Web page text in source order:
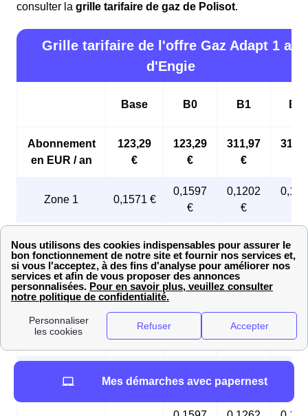
consulter la grille tarifaire de gaz de Polisot.
Grille tarifaire de l'offre Gaz Adapt 1 an
d'Engie
Base B0 B1 B2i
Abonnement
en EUR / an
123,29
€
123,29
€
311,97
€
Zone 1 0,1571 €
0,1597
€
0,1202
€
Zone 2 0,1597 €
€
€
Zone 3 0,1597 €
0,1597
0,1240
Zone 4
€
0,1248
€
€
Zone 5 0,1571 €
€
€
Mes démarches avec papernest